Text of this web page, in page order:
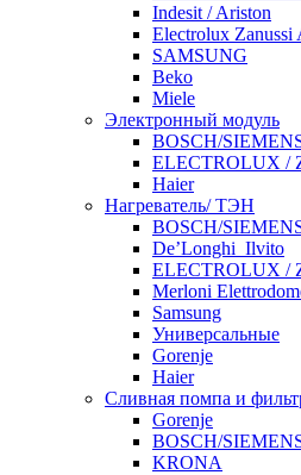
Indesit / Ariston
Electrolux Zanussi
SAMSUNG
Beko
Miele
Электронный модуль
BOSCH/
ELECTROLUX /
Haier
Нагреватель/ ТЭН
BOSCH/
De’Longhi_Ilvito
ELECTROLUX /
Merloni
Samsung
Универсальные
Gorenje
Haier
Сливная помпа и
Gorenje
BOSCH/
KRONA